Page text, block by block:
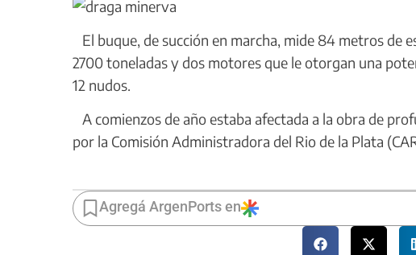
El buque, de succión en marcha, mide 84 metros de
2700 toneladas y dos motores que le otorgan una
12 nudos.
A comienzos de año estaba afectada a la obra de
por la Comisión Administradora del Rio de la Plata
Agregá ArgenPorts en